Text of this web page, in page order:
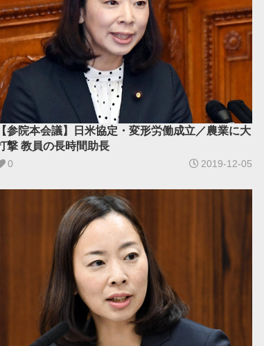
【参院本会議】日米協定・変形労働成立／農業に大
撃 教員の長時間助長
0 2019-12-05